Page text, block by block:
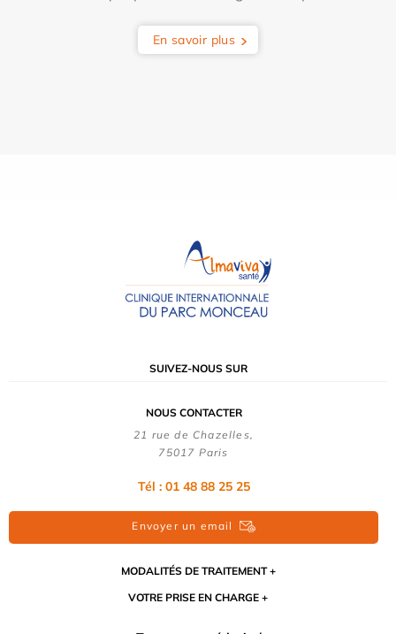
En savoir plus
SUIVEZ-NOUS SUR
NOUS CONTACTER
21 rue de Chazelles,
75017 Paris
Tél : 01 48 88 25 25
Envoyer un email
MODALITÉS DE TRAITEMENT
VOTRE PRISE EN CHARGE